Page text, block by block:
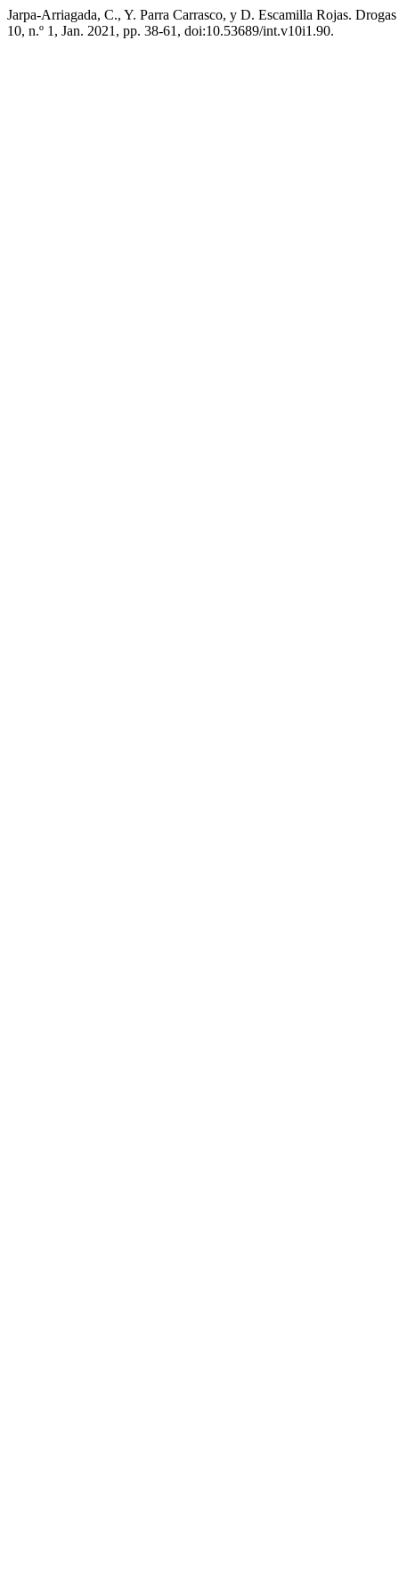
Jarpa-Arriagada, C., Y. Parra Carrasco, y D. Escamilla Rojas.
10, n.º 1, Jan. 2021, pp. 38-61, doi:10.53689/int.v10i1.90.